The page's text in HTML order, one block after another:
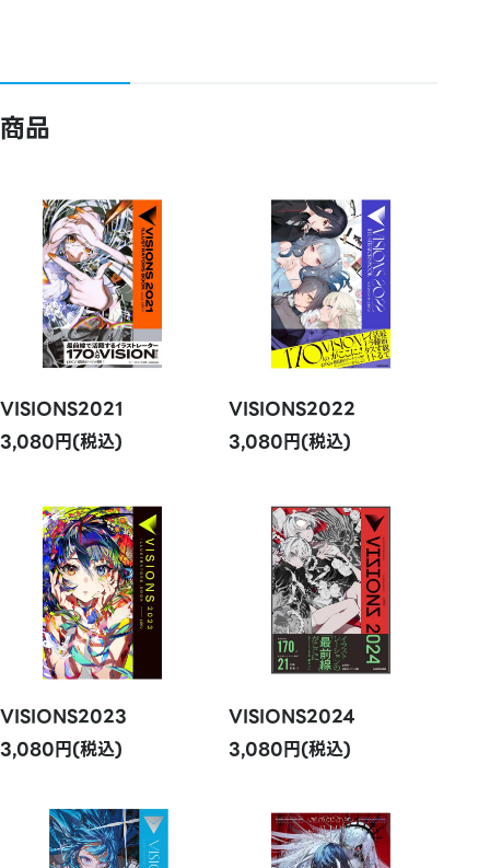
商品
VISIONS2021
3,080円(税込)
VISIONS2022
3,080円(税込)
VISIONS2023
3,080円(税込)
VISIONS2024
3,080円(税込)